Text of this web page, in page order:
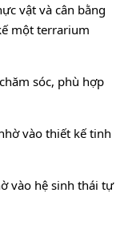
vật và cân bằng
một terrarium
sóc, phù hợp
vào thiết kế tinh
vào hệ sinh thái tự